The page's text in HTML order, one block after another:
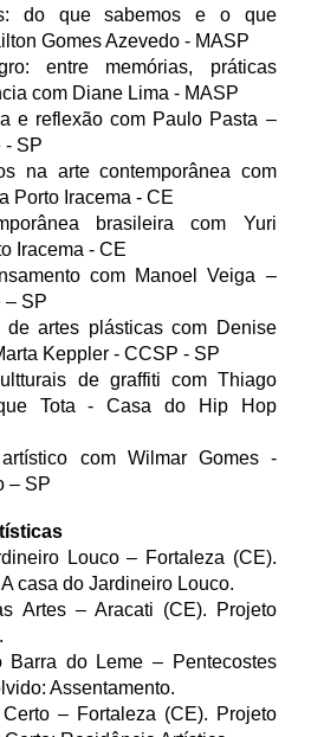
do que sabemos e o que
Gomes Azevedo - MASP
entre memórias, práticas
com Diane Lima - MASP
e reflexão com Paulo Pasta –
- SP
na arte contemporânea com
Porto Iracema - CE
brasileira com Yuri
Iracema - CE
com Manoel Veiga –
– SP
artes plásticas com Denise
Keppler - CCSP - SP
de graffiti com Thiago
Tota - Casa do Hip Hop
com Wilmar Gomes -
– SP
Louco – Fortaleza (CE).
casa do Jardineiro Louco.
Artes – Aracati (CE). Projeto
Barra do Leme – Pentecostes
Assentamento.
– Fortaleza (CE). Projeto